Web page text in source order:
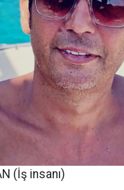
(İş insanı)